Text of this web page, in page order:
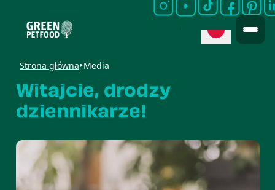
Strona główna Media
Witajcie, drodzy
dziennikarze!